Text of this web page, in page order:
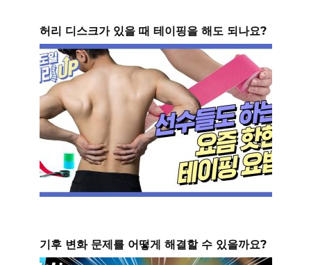
허리 디스크가 있을 때 테이핑을 해도 되나요?
기후 변화 문제를 어떻게 해결할 수 있을까요?